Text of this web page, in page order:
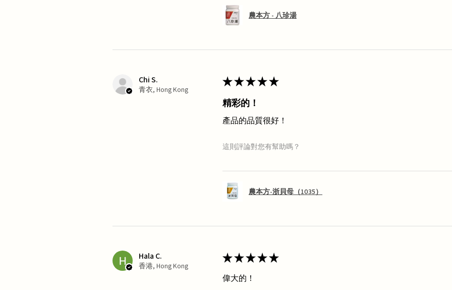
農本方 - 八珍湯
Chi S.
青衣, Hong Kong
★★★★★
精彩的！
產品的品質很好！
這則評論對您有幫助嗎？
農本方-浙貝母（1035）
Hala C.
香港, Hong Kong
★★★★★
偉大的！